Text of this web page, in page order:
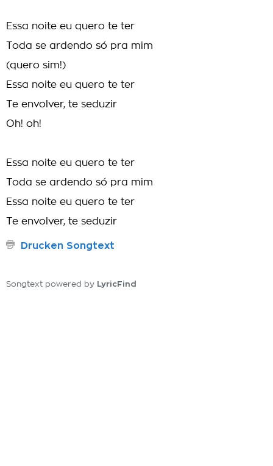
Essa noite eu quero te ter
Toda se ardendo só pra mim
(quero sim!)
Essa noite eu quero te ter
Te envolver, te seduzir
Oh! oh!
Essa noite eu quero te ter
Toda se ardendo só pra mim
Essa noite eu quero te ter
Te envolver, te seduzir
Drucken Songtext
Songtext powered by LyricFind